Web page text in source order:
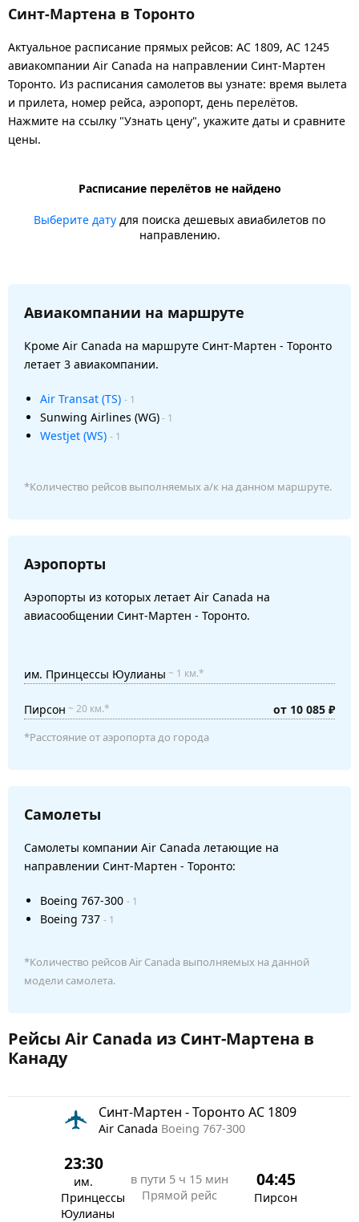
Синт-Мартена в Торонто
Актуальное расписание прямых рейсов: AC 1809, AC 1245
авиакомпании Air Canada на направлении Синт-Мартен
Торонто. Из расписания самолетов вы узнате: время вылета
и прилета, номер рейса, аэропорт, день перелётов.
Нажмите на ссылку "Узнать цену", укажите даты и сравните
цены.
Расписание перелётов не найдено
Выберите дату для поиска дешевых авиабилетов по
направлению.
Авиакомпании на маршруте
Кроме Air Canada на маршруте Синт-Мартен - Торонто
летает 3 авиакомпании.
Air Transat (TS) - 1
Sunwing Airlines (WG)- 1
Westjet (WS) - 1
*Количество рейсов выполняемых а/к на данном маршруте.
Аэропорты
Аэропорты из которых летает Air Canada на
авиасообщении Синт-Мартен - Торонто.
им. Принцессы Юулианы ~ 1 км.*
Пирсон ~ 20 км.* от 10 085 ₽
*Расстояние от аэропорта до города
Самолеты
Самолеты компании Air Canada летающие на
направлении Синт-Мартен - Торонто:
Boeing 767-300 - 1
Boeing 737 - 1
*Количество рейсов Air Canada выполняемых на данной
модели самолета.
Рейсы Air Canada из Синт-Мартена в
Канаду
Синт-Мартен - Торонто AC 1809
Air Canada Boeing 767-300
23:30
им.
Принцессы
Юулианы
в пути 5 ч 15 мин
Прямой рейс
04:45
Пирсон